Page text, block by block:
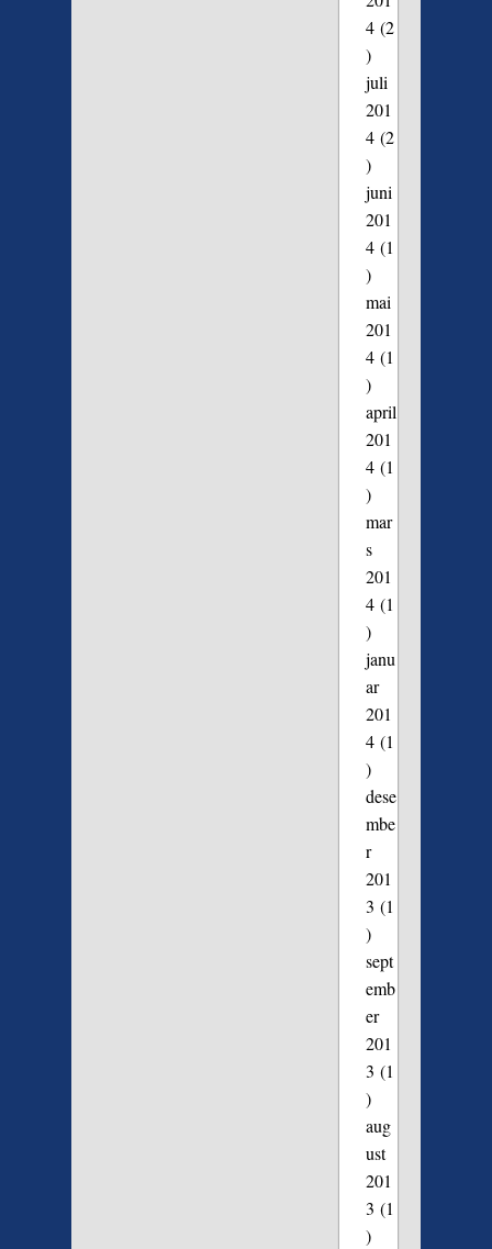
4(2
)
juli
201
4(2
)
juni
201
4(1
)
mai
201
4(1
)
april
201
4(1
)
mar
s
201
4(1
)
janu
ar
201
4(1
)
dese
mbe
r
201
3 (1
)
sept
emb
er
201
3 (1
)
aug
ust
201
3 (1
)